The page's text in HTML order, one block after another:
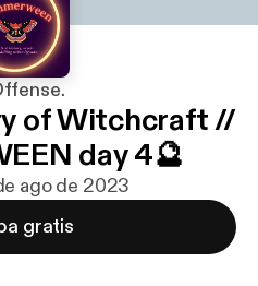
of Witchcraft //
day 4🔮
ago de 2023
gratis